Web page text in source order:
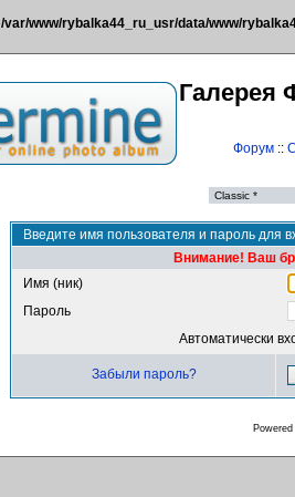
/var/www/rybalka44_ru_usr/data/www/
Галерея
Форум::
Введите имя пользователя и пароль для
Внимание! Ваш
Имя (ник)
Пароль
Автоматически
Забыли пароль?